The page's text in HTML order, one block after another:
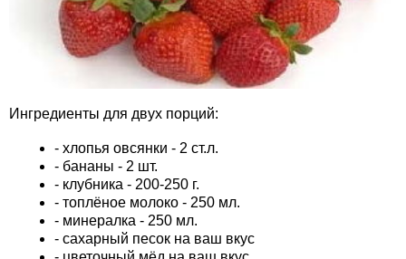
Ингредиенты для двух порций:
- хлопья овсянки - 2 ст.л.
- бананы - 2 шт.
- клубника - 200-250 г.
- топлёное молоко - 250 мл.
- минералка - 250 мл.
- сахарный песок на ваш вкус